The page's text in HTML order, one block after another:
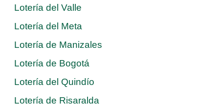
Lotería del Valle
Lotería del Meta
Lotería de Manizales
Lotería de Bogotá
Lotería del Quindío
Lotería de Risaralda